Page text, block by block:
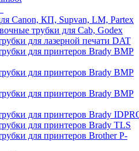
Canon, КП, Supvan, LM, Partex
трубки для Cab, Godex
для лазерной печати DAT
для принтеров Brady BMP
для принтеров Brady BMP
для принтеров Brady BMP
для принтеров Brady
для принтеров Brady TLS
для принтеров Brother P-